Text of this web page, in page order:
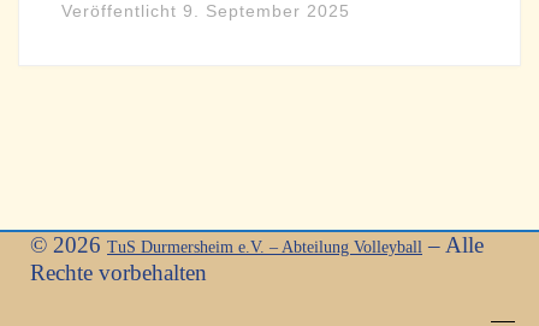
Veröffentlicht 9. September 2025
© 2026 TuS Durmersheim e.V. – Abteilung Volleyball – Alle
Rechte vorbehalten